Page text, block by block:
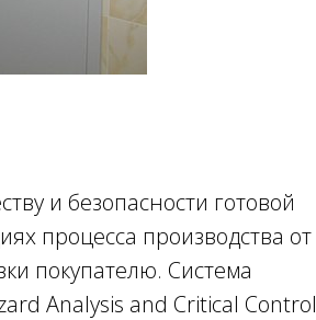
и безопасности готовой
процесса производства от
покупателю. Система
Analysis and Critical Control